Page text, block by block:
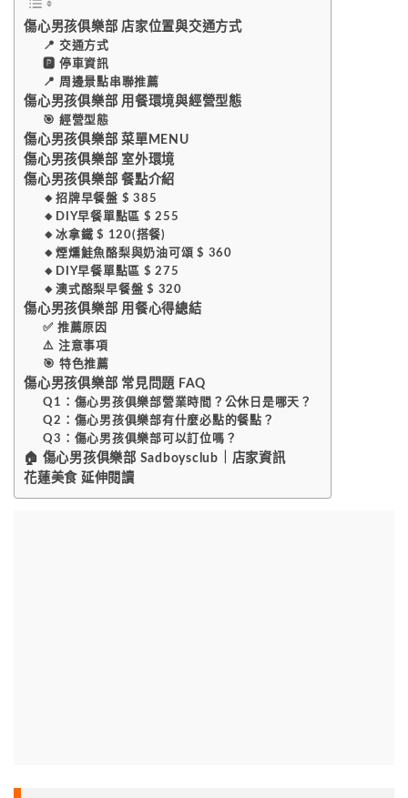
傷心男孩俱樂部 店家位置與交通方式
📍 交通方式
🅿️ 停車資訊
📍 周邊景點串聯推薦
傷心男孩俱樂部 用餐環境與經營型態
🎯 經營型態
傷心男孩俱樂部 菜單MENU
傷心男孩俱樂部 室外環境
傷心男孩俱樂部 餐點介紹
🔸️招牌早餐盤 $ 385
🔸️DIY早餐單點區 $ 255
🔸️冰拿鐵 $ 120(搭餐)
🔸️煙燻鮭魚酪梨與奶油可頌 $ 360
🔸️DIY早餐單點區 $ 275
🔸️澳式酪梨早餐盤 $ 320
傷心男孩俱樂部 用餐心得總結
✅ 推薦原因
⚠️ 注意事項
🎯 特色推薦
傷心男孩俱樂部 常見問題 FAQ
Q1：傷心男孩俱樂部營業時間？公休日是哪天？
Q2：傷心男孩俱樂部有什麼必點的餐點？
Q3：傷心男孩俱樂部可以訂位嗎？
🏠 傷心男孩俱樂部 Sadboysclub｜店家資訊
花蓮美食 延伸閱讀